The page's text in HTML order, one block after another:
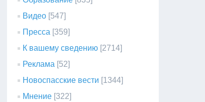
Видео [547]
Пресса [359]
К вашему сведению [2714]
Реклама [52]
Новоспасские вести [1344]
Мнение [322]